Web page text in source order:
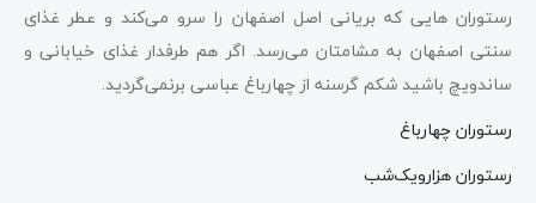
رستوران هایی که بریانی اصل اصفهان را سرو می‌کند و عطر غذای
سنتی اصفهان به مشامتان می‌رسد. اگر هم طرفدار غذای خیابانی و
ساندویچ باشید شکم گرسنه از چهارباغ عباسی برنمی‌گردید.
رستوران چهارباغ
رستوران هزارویک‌شب